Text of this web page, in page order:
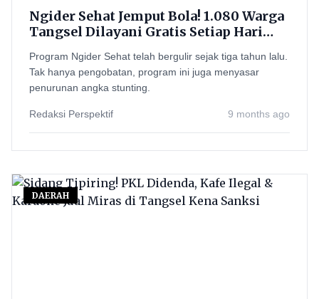
Ngider Sehat Jemput Bola! 1.080 Warga
Tangsel Dilayani Gratis Setiap Hari
Program Ngider Sehat telah bergulir sejak tiga tahun lalu.
Tak hanya pengobatan, program ini juga menyasar
penurunan angka stunting.
Redaksi Perspektif 9 months ago
DAERAH